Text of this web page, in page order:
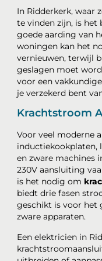
In Ridderkerk, waar
te vinden zijn, is het
goede aarding van
woningen kan het
vernieuwen, terwijl
geslagen moet
voor een
je verzekerd bent
Krachtstroom
Voor veel moderne
inductiekookplaten,
en zware machines
230V aansluiting
is het nodig om
biedt drie fasen
geschikt is voor het
zware apparaten.
Een elektricien in